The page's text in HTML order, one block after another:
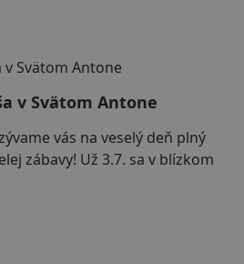
v Svätom Antone
vás na veselý deň plný
zábavy! Už 3.7. sa v blízkom